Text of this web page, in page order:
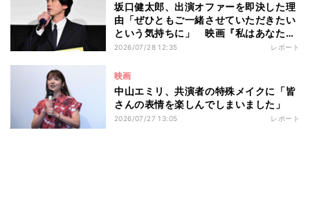
坂口健太郎、出演オファーを即決した理
由「ぜひともご一緒させていただきたい
という気持ちに」 映画『私はあなたを
知らない、』完成披露舞台挨拶
2026/07/28 12:35 レポート
映画
中山エミリ、共演者の特殊メイクに「皆
さんの表情を楽しんでしまいました」
2026/07/27 13:05 レポート